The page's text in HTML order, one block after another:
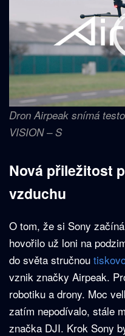
Dron Airpeak snímá
VISION – S
Nová přiležitost
vzduchu
O tom, že si Sony
hovořilo už loni na
do světa stručnou
vznik značky Airpeak.
robotiku a drony. Moc
zatím nepodívalo, stále
značka DJI. Krok Sony